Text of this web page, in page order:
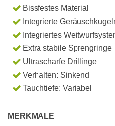
Bissfestes Material
Integrierte
Integriertes
Extra stabile Sprengringe
Ultrascharfe Drillinge
Verhalten: Sinkend
Tauchtiefe: Variabel
MERKMALE